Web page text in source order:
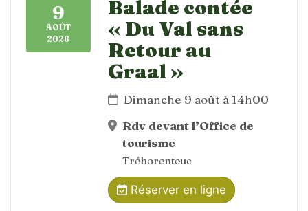
9
AOÛT
2026
Balade contée
« Du Val sans
Retour au
Graal »
Dimanche 9 août à 14h00
Rdv devant l’Office de
tourisme
Tréhorenteuc
Réserver en ligne